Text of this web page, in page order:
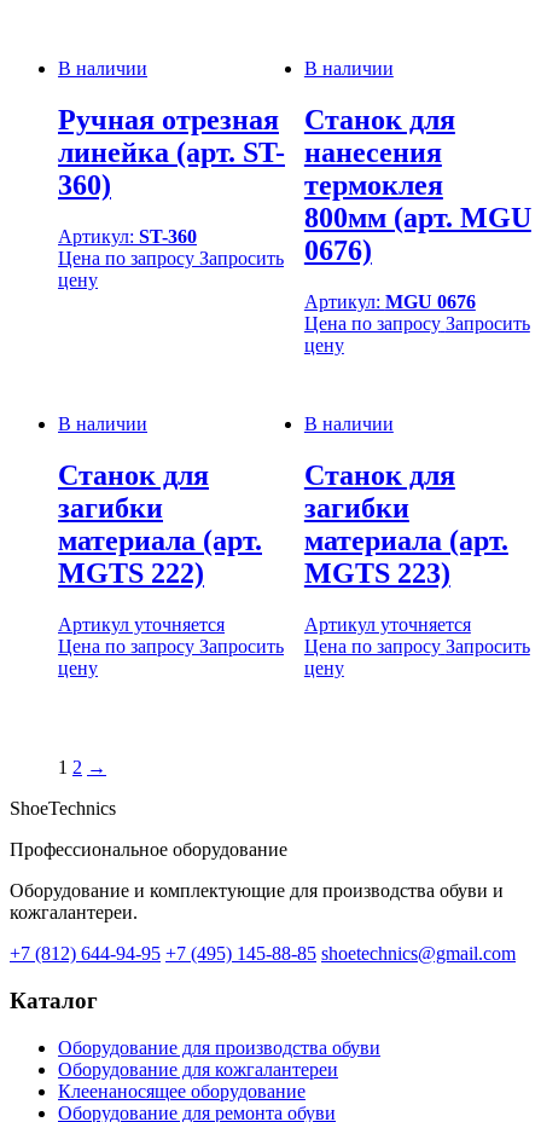
В наличии
Ручная отрезная
линейка (арт. ST-
360)
Артикул: ST-360
Цена по запросу Запросить
цену
В наличии
Станок для
нанесения
термоклея
800мм (арт. MGU
0676)
Артикул: MGU 0676
Цена по запросу Запросить
цену
В наличии
Станок для
загибки
материала (арт.
MGTS 222)
Артикул уточняется
Цена по запросу Запросить
цену
В наличии
Станок для
загибки
материала (арт.
MGTS 223)
Артикул уточняется
Цена по запросу Запросить
цену
1 2 →
ShoeTechnics
Профессиональное оборудование
Оборудование и комплектующие для производства обуви и
кожгалантереи.
+7 (812) 644-94-95 +7 (495) 145-88-85 shoetechnics@gmail.com
Каталог
Оборудование для производства обуви
Оборудование для кожгалантереи
Клеенаносящее оборудование
Оборудование для ремонта обуви